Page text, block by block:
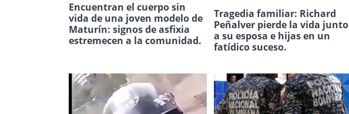
Encuentran el cuerpo sin
vida de una joven modelo de
Maturín: signos de asfixia
estremecen a la comunidad.
Tragedia familiar: Richard
Peñalver pierde la vida junto
a su esposa e hijas en un
fatídico suceso.